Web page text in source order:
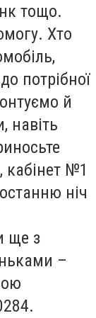
тощо.
Хто
потрібної
й
навіть
кабінет №1
ніч
ще з
–